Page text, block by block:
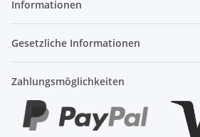
Informationen
Gesetzliche Informationen
Zahlungsmöglichkeiten